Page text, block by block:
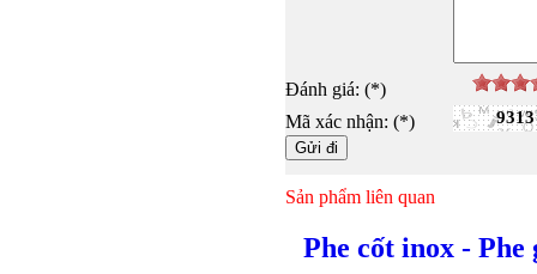
Đánh giá: (*)
Mã xác nhận: (*)
9313
Sản phẩm liên quan
Phe cốt inox - Phe